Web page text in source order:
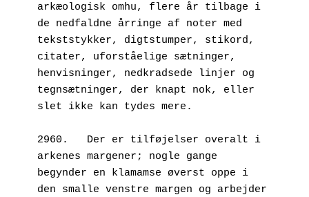
arkæologisk omhu, flere år tilbage i
de nedfaldne årringe af noter med
tekststykker, digtstumper, stikord,
citater, uforståelige sætninger,
henvisninger, nedkradsede linjer og
tegnsætninger, der knapt nok, eller
slet ikke kan tydes mere.
2960.	Der er tilføjelser overalt i
arkenes margener; nogle gange
begynder en klamamse øverst oppe i
den smalle venstre margen og arbejder